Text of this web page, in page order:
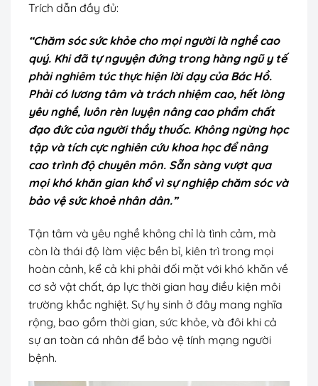
Trích dẫn đầy đủ:
“Chăm sóc sức khỏe cho mọi người là nghề cao
quý. Khi đã tự nguyện đứng trong hàng ngũ y tế
phải nghiêm túc thực hiện lời dạy của Bác Hồ.
Phải có lương tâm và trách nhiệm cao, hết lòng
yêu nghề, luôn rèn luyện nâng cao phẩm chất
đạo đức của người thầy thuốc. Không ngừng học
tập và tích cực nghiên cứu khoa học để nâng
cao trình độ chuyên môn. Sẵn sàng vượt qua
mọi khó khăn gian khổ vì sự nghiệp chăm sóc và
bảo vệ sức khoẻ nhân dân.”
Tận tâm và yêu nghề không chỉ là tình cảm, mà
còn là thái độ làm việc bền bỉ, kiên trì trong mọi
hoàn cảnh, kể cả khi phải đối mặt với khó khăn về
cơ sở vật chất, áp lực thời gian hay điều kiện môi
trường khắc nghiệt. Sự hy sinh ở đây mang nghĩa
rộng, bao gồm thời gian, sức khỏe, và đôi khi cả
sự an toàn cá nhân để bảo vệ tính mạng người
bệnh.